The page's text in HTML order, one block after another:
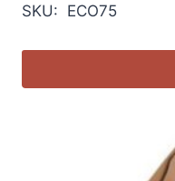
SKU: ECO75